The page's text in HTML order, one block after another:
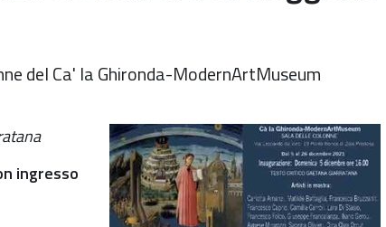
del Ca' la Ghironda-ModernArtMuseum
ingresso